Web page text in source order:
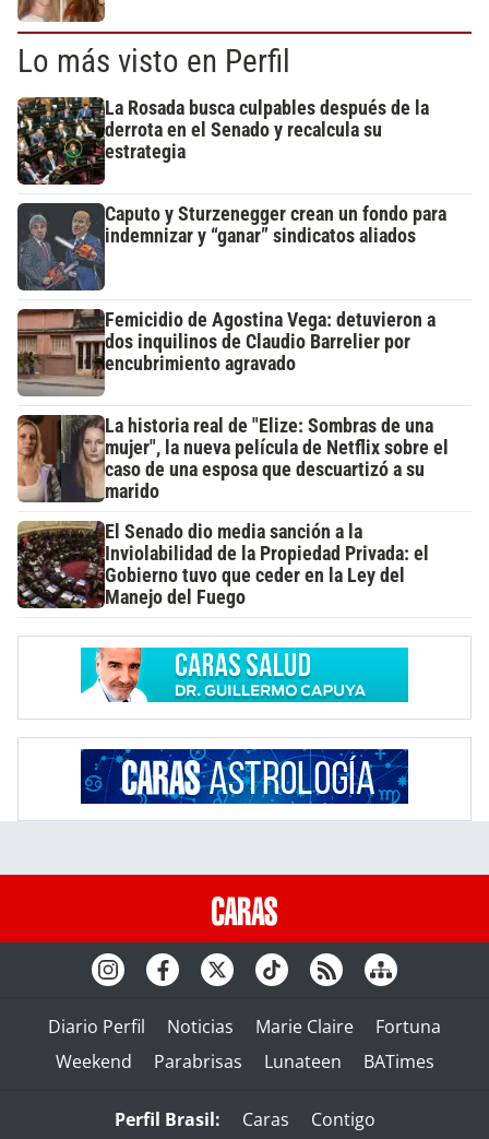
Lo más visto en Perfil
La Rosada busca culpables después de la
derrota en el Senado y recalcula su
estrategia
Caputo y Sturzenegger crean un fondo para
indemnizar y “ganar” sindicatos aliados
Femicidio de Agostina Vega: detuvieron a
dos inquilinos de Claudio Barrelier por
encubrimiento agravado
La historia real de "Elize: Sombras de una
mujer", la nueva película de Netflix sobre el
caso de una esposa que descuartizó a su
marido
El Senado dio media sanción a la
Inviolabilidad de la Propiedad Privada: el
Gobierno tuvo que ceder en la Ley del
Manejo del Fuego
Diario Perfil Noticias Marie Claire
Fortuna
Weekend
Parabrisas Lunateen BATimes
Perfil Brasil: Caras Contigo